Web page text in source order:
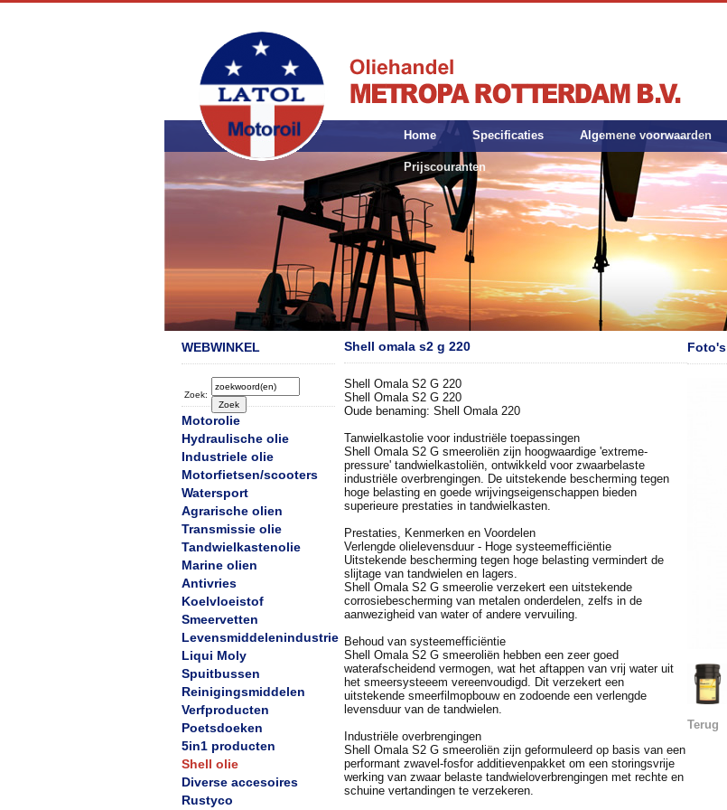
Home Specificaties Algemene voorwaarden
Prijscouranten
WEBWINKEL
Zoek:
Motorolie
Hydraulische olie
Industriele olie
Motorfietsen/scooters
Watersport
Agrarische olien
Transmissie olie
Tandwielkastenolie
Marine olien
Antivries
Koelvloeistof
Smeervetten
Levensmiddelenindustrie
Liqui Moly
Spuitbussen
Reinigingsmiddelen
Verfproducten
Poetsdoeken
5in1 producten
Shell olie
Diverse accesoires
Rustyco
Shell omala s2 g 220
Shell Omala S2 G 220
Shell Omala S2 G 220
Oude benaming: Shell Omala 220
Tanwielkastolie voor industriële toepassingen
Shell Omala S2 G smeeroliën zijn hoogwaardige 'extreme-
pressure' tandwielkastoliën, ontwikkeld voor zwaarbelaste
industriële overbrengingen. De uitstekende bescherming tegen
hoge belasting en goede wrijvingseigenschappen bieden
superieure prestaties in tandwielkasten.
Prestaties, Kenmerken en Voordelen
Verlengde olielevensduur - Hoge systeemefficiëntie
Uitstekende bescherming tegen hoge belasting vermindert de
slijtage van tandwielen en lagers.
Shell Omala S2 G smeerolie verzekert een uitstekende
corrosiebescherming van metalen onderdelen, zelfs in de
aanwezigheid van water of andere vervuiling.
Behoud van systeemefficiëntie
Shell Omala S2 G smeeroliën hebben een zeer goed
waterafscheidend vermogen, wat het aftappen van vrij water uit
het smeersysteeem vereenvoudigd. Dit verzekert een
uitstekende smeerfilmopbouw en zodoende een verlengde
levensduur van de tandwielen.
Industriële overbrengingen
Shell Omala S2 G smeeroliën zijn geformuleerd op basis van een
performant zwavel-fosfor additievenpakket om een storingsvrije
werking van zwaar belaste tandwieloverbrengingen met rechte en
schuine vertandingen te verzekeren.
Foto's
Terug